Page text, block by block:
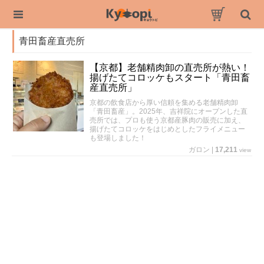
青田畜産直売所
【京都】老舗精肉卸の直売所が熱い！
揚げたてコロッケもスタート「青田畜
産直売所」
京都の飲食店から厚い信頼を集める老舗精肉卸
「青田畜産」。2025年、吉祥院にオープンした直
売所では、プロも使う京都産豚肉の販売に加え、
揚げたてコロッケをはじめとしたフライメニュー
も登場しました！
ガロン
17,211 view